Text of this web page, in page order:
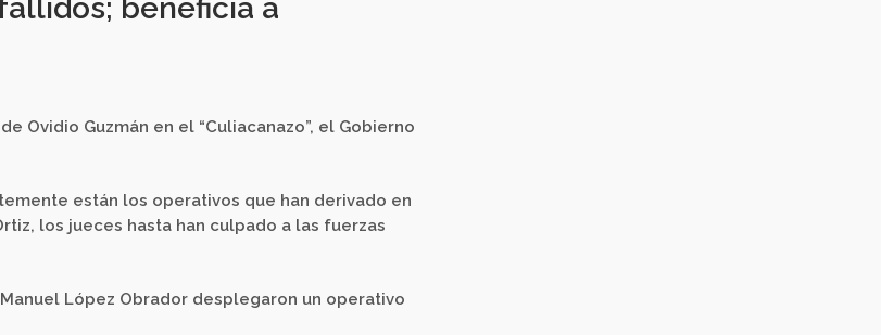
beneficia a
Ovidio Guzmán en el “Culiacanazo”, el Gobierno
están los operativos que han derivado en
los jueces hasta han culpado a las fuerzas
López Obrador desplegaron un operativo